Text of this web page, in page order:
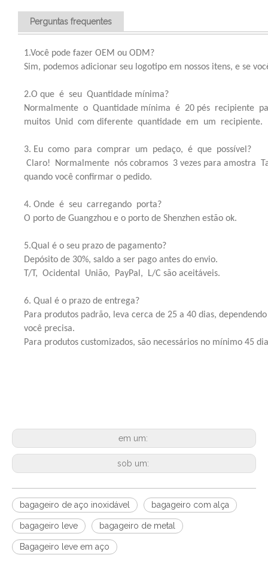
Perguntas frequentes
1.Você pode fazer OEM ou ODM?
Sim, podemos adicionar seu logotipo em nossos itens, e se
2.O que é seu Quantidade mínima?
Normalmente o Quantidade mínima é 20 pés recipiente
muitos Unid com diferente quantidade em um recipiente.
3. Eu como para comprar um pedaço, é que possível?
Claro! Normalmente nós cobramos 3 vezes para amostra
quando você confirmar o pedido.
4. Onde é seu carregando porta?
O porto de Guangzhou e o porto de Shenzhen estão ok.
5.Qual é o seu prazo de pagamento?
Depósito de 30%, saldo a ser pago antes do envio.
T/T, Ocidental União, PayPal, L/C são aceitáveis.
6. Qual é o prazo de entrega?
Para produtos padrão, leva cerca de 25 a 40 dias,
você precisa.
Para produtos customizados, são necessários no mínimo 45
em um:
sob um:
bagageiro de aço inoxidável bagageiro com alça
bagageiro leve bagageiro de metal
Bagageiro leve em aço